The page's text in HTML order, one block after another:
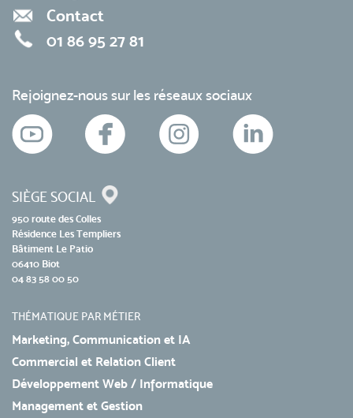
Contact
01 86 95 27 81
Rejoignez-nous sur les réseaux sociaux
SIÈGE SOCIAL
950 route des Colles
Résidence Les Templiers
Bâtiment Le Patio
06410 Biot
04 83 58 00 50
THÉMATIQUE PAR MÉTIER
Marketing, Communication et IA
Commercial et Relation Client
Développement Web / Informatique
Management et Gestion